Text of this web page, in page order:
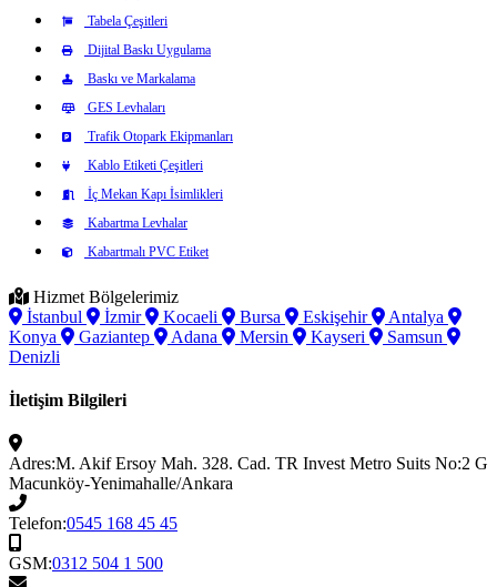
Tabela Çeşitleri
Dijital Baskı Uygulama
Baskı ve Markalama
GES Levhaları
Trafik Otopark Ekipmanları
Kablo Etiketi Çeşitleri
İç Mekan Kapı İsimlikleri
Kabartma Levhalar
Kabartmalı PVC Etiket
Hizmet Bölgelerimiz
İstanbul
İzmir Kocaeli Bursa Eskişehir
Antalya
Konya
Gaziantep Adana Mersin Kayseri
Samsun
Denizli
İletişim Bilgileri
Adres:M. Akif Ersoy Mah. 328. Cad. TR Invest Metro Suits No:2 G
Macunköy-Yenimahalle/Ankara
Telefon:0545 168 45 45
GSM:0312 504 1 500